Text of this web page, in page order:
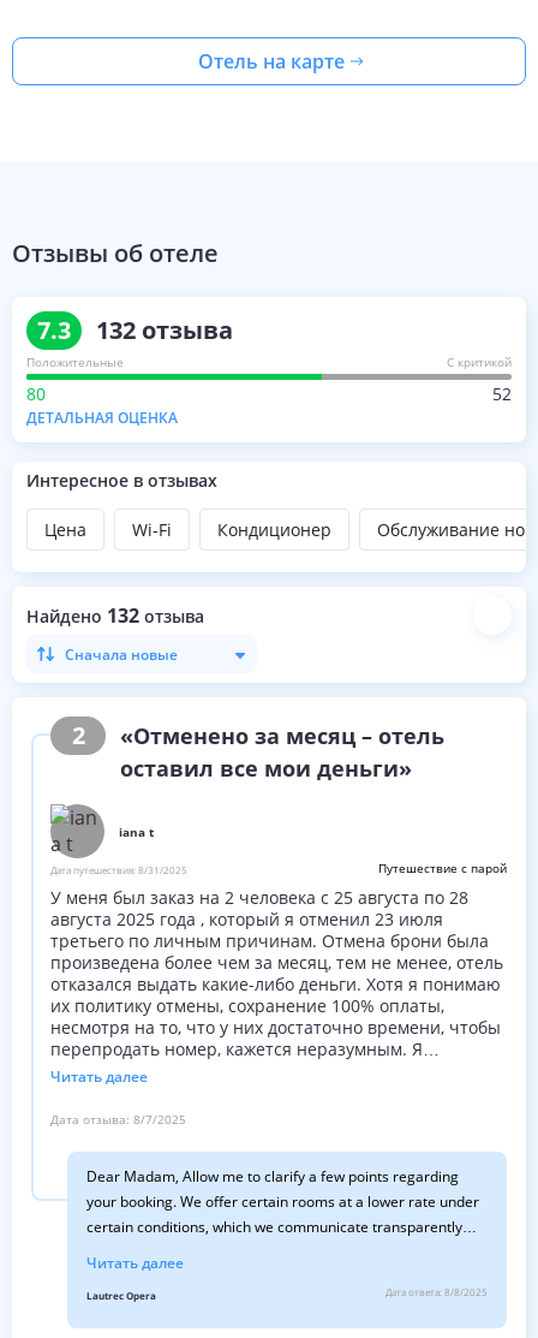
Отель на карте
Отзывы об отеле
7.3 132 отзыва
Положительные С критикой
80 52
ДЕТАЛЬНАЯ ОЦЕНКА
Интересное в отзывах
Цена Wi-Fi Кондиционер Обслуживание
Найдено 132 отзыва
Сначала новые
2
«Отменено за месяц – отель
оставил все мои деньги»
iana t
Дата путешествия:8/31/2025 Путешествие с парой
У меня был заказ на 2 человека с 25 августа по 28
августа 2025 года , который я отменил 23 июля
третьего по личным причинам. Отмена брони была
произведена более чем за месяц, тем не менее, отель
отказался выдать какие-либо деньги. Хотя я понимаю
их политику отмены, сохранение 100% оплаты,
несмотря на то, что у них достаточно времени, чтобы
перепродать номер, кажется неразумным. Я
обращался с просьбой хотя бы частично вернуть
деньги, но никакого ответа не получил. Этот опыт был
разочаровывающим, и я надеюсь, отель
Читать далее
Дата отзыва: 8/7/2025
Dear Madam, Allow me to clarify a few points regarding
your booking. We offer certain rooms at a lower rate under
certain conditions, which we communicate transparently
marked ‘non-cancellable, non-refundable’, and you chose
one of these rooms for your stay in Paris. It is regrettable
that you took the trouble to post a review here even though
Читать далее
Lautrec Opera Дата ответа:8/8/2025